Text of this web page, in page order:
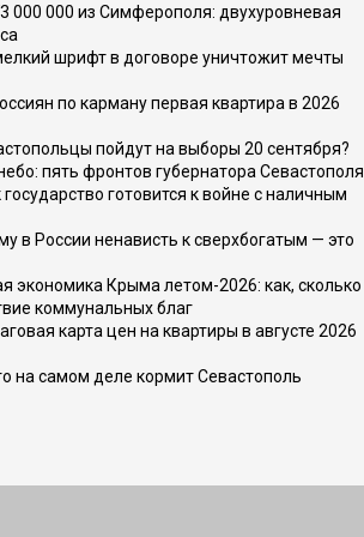
000 000 из Симферополя: двухуровневая
шрифт в договоре уничтожит мечты
по карману первая квартира в 2026
пойдут на выборы 20 сентября?
пять фронтов губернатора Севастополя
готовится к войне с наличным
в России ненависть к сверхбогатым — это
экономика Крыма летом-2026: как, сколько
коммунальных благ
карта цен на квартиры в августе 2026
на самом деле кормит Севастополь